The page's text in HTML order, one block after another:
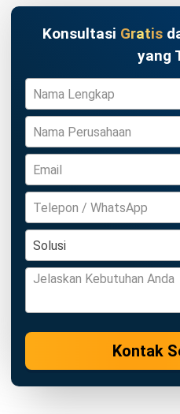
ACCOUNTING
RAB Generator:
Anggaran Biaya
Kinan Eliana